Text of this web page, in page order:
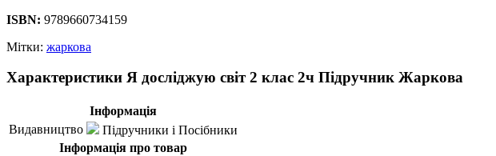
ISBN: 9789660734159
Мітки: жаркова
Характеристики Я досліджую світ 2 клас 2ч Підручник Жаркова
Інформація
Видавництво
Підручники і Посібники
Інформація про товар